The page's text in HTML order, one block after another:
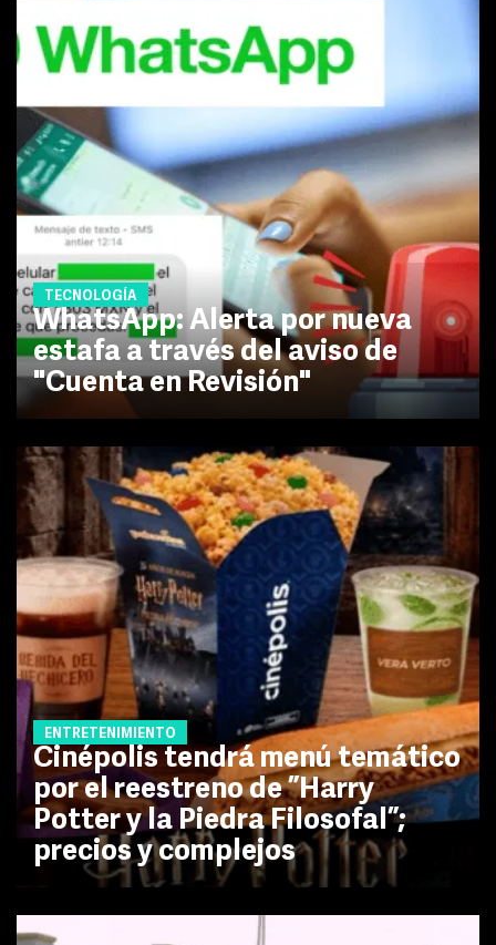
TECNOLOGÍA
WhatsApp: Alerta por nueva
estafa a través del aviso de
"Cuenta en Revisión"
ENTRETENIMIENTO
Cinépolis tendrá menú temático
por el reestreno de ”Harry
Potter y la Piedra Filosofal”;
precios y complejos